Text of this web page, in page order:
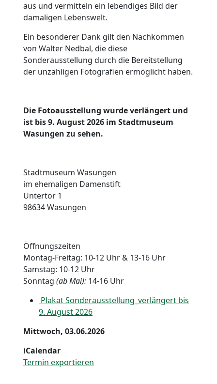
aus und vermitteln ein lebendiges Bild der
damaligen Lebenswelt.
Ein besonderer Dank gilt den Nachkommen
von Walter Nedbal, die diese
Sonderausstellung durch die Bereitstellung
der unzähligen Fotografien ermöglicht haben.
Die Fotoausstellung wurde verlängert und
ist bis 9. August 2026 im Stadtmuseum
Wasungen zu sehen.
Stadtmuseum Wasungen
im ehemaligen Damenstift
Untertor 1
98634 Wasungen
Öffnungszeiten
Montag-Freitag: 10-12 Uhr & 13-16 Uhr
Samstag: 10-12 Uhr
Sonntag (ab Mai): 14-16 Uhr
Plakat Sonderausstellung_verlängert bis
9. August 2026
Mittwoch, 03.06.2026
iCalendar
Termin exportieren